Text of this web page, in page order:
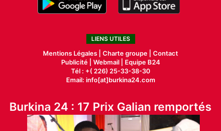
LIENS UTILES
Mentions Légales | Charte groupe | Contact
Publicité| Webmail |
Equipe B24
Tél : +( 226) 25-33-38-30
Email: info[at]burkina24.com
Burkina 24 : 17 Prix Galian remportés